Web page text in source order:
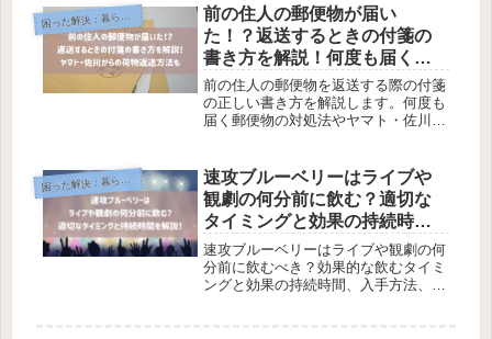
い？」「放置時間は？」など、いろん
な疑問があるでしょう。この記事で
は、オキ...
困
った解決：暮らし編
前の住人の郵便物が届い
た！？返送するときの付箋の
書き方を解説！何度も届く郵
便物の対処法やヤマト・佐川
からの荷物返送方法もチェッ
ク
前の住人の郵便物を返送する際の付箋
の正しい書き方を解説します。何度も
届く郵便物の対処法やヤマト・佐川の
困
った解決：暮らし編
速攻ブルーベリーはライブや
観劇の何分前に飲む？適切な
タイミングと効果の持続時間
を解説！コンビニなどでの入
手方法やV-MAXなど類似品も
紹介
速攻ブルーベリーはライブや観劇の何
分前に飲むべき？効果的な飲むタイミ
ングと効果の持続時間、入手方法、V-